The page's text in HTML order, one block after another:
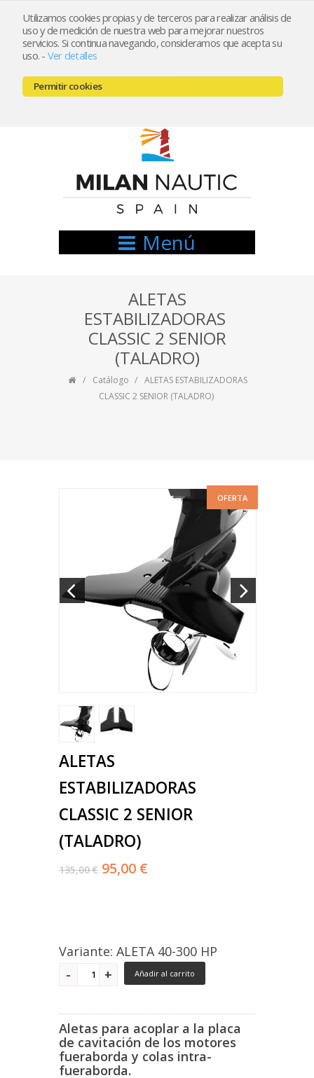
Utilizamos cookies propias y de terceros para realizar análisis de
uso y de medición de nuestra web para mejorar nuestros
servicios. Si continua navegando, consideramos que acepta su
uso. - Ver detalles
Permitir cookies
Registrarse Mi cuenta
666521122 // 654999333
Menú
ALETAS
ESTABILIZADORAS ​
CLASSIC 2 SENIOR
(TALADRO)
Catálogo
ALETAS ESTABILIZADORAS ​
CLASSIC 2 SENIOR (TALADRO)
OFERTA
ALETAS
ESTABILIZADORAS ​
CLASSIC 2 SENIOR
(TALADRO)
135,00 € 95,00 €
Variante: ALETA 40-300 HP
Añadir al carrito
Aletas para acoplar a la placa
de cavitación de los motores
fueraborda y colas intra-
fueraborda.